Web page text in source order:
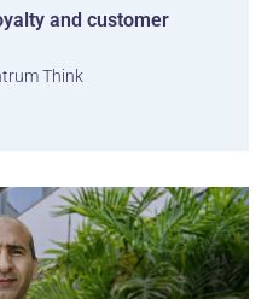
and customer
Think